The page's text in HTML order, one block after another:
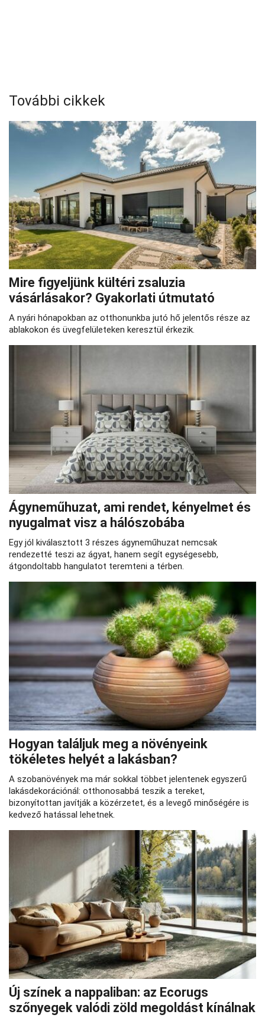
További cikkek
Mire figyeljünk kültéri zsaluzia
vásárlásakor? Gyakorlati útmutató
A nyári hónapokban az otthonunkba jutó hő jelentős része az
ablakokon és üvegfelületeken keresztül érkezik.
Ágyneműhuzat, ami rendet, kényelmet és
nyugalmat visz a hálószobába
Egy jól kiválasztott 3 részes ágyneműhuzat nemcsak
rendezetté teszi az ágyat, hanem segít egységesebb,
átgondoltabb hangulatot teremteni a térben.
Hogyan találjuk meg a növényeink
tökéletes helyét a lakásban?
A szobanövények ma már sokkal többet jelentenek egyszerű
lakásdekorációnál: otthonosabbá teszik a tereket,
bizonyítottan javítják a közérzetet, és a levegő minőségére is
kedvező hatással lehetnek.
Új színek a nappaliban: az Ecorugs
szőnyegek valódi zöld megoldást kínálnak